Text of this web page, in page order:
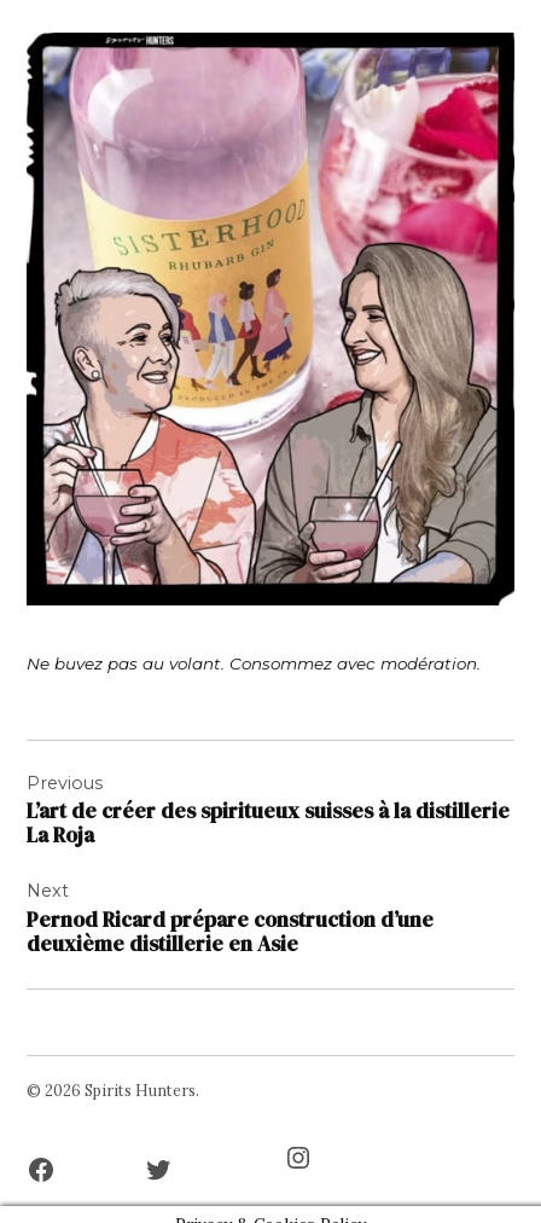
Ne buvez pas au volant. Consommez avec modération.
de
l’article
Previous
L’art de créer des spiritueux suisses à la distillerie
La Roja
Next
Pernod Ricard prépare construction d’une
deuxième distillerie en Asie
© 2026 Spirits Hunters.